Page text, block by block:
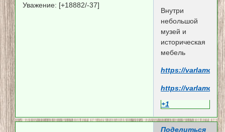
Уважение: [+18882/-37]
Внутри
небольшой
музей и
историческая
мебель
https://
https://
+1
Поделиться